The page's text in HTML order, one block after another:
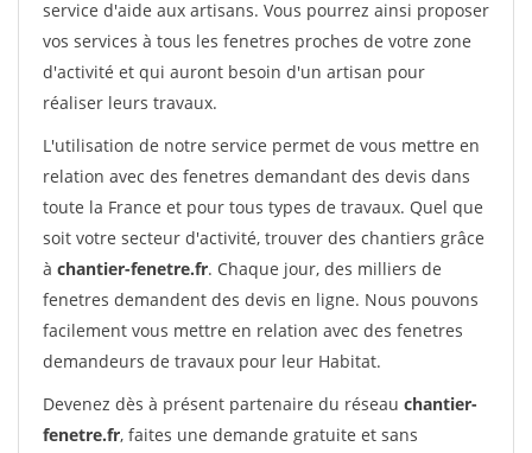
service d'aide aux artisans. Vous pourrez ainsi proposer
vos services à tous les fenetres proches de votre zone
d'activité et qui auront besoin d'un artisan pour
réaliser leurs travaux.
L'utilisation de notre service permet de vous mettre en
relation avec des fenetres demandant des devis dans
toute la France et pour tous types de travaux. Quel que
soit votre secteur d'activité, trouver des chantiers grâce
à chantier-fenetre.fr. Chaque jour, des milliers de
fenetres demandent des devis en ligne. Nous pouvons
facilement vous mettre en relation avec des fenetres
demandeurs de travaux pour leur Habitat.
Devenez dès à présent partenaire du réseau chantier-
fenetre.fr, faites une demande gratuite et sans